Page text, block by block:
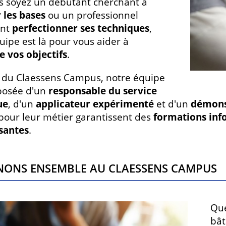
bases ou un professionnel
perfectionner ses techniques,
est là pour vous aider à
vos objectifs.
Claessens Campus, notre équipe
d'un responsable du service
, d'un applicateur expérimenté et d'un
leur métier garantissent desformations
.
ensemble au Claessens Campus